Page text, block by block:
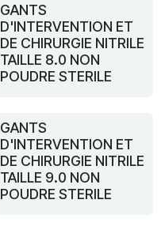
GANTS
D'INTERVENTION ET
DE CHIRURGIE NITRILE
TAILLE 8.0 NON
POUDRE STERILE
GANTS
D'INTERVENTION ET
DE CHIRURGIE NITRILE
TAILLE 9.0 NON
POUDRE STERILE